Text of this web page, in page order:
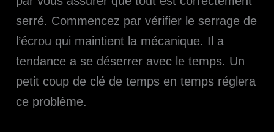
serré. Commencez par vérifier le serrage de
l’écrou qui maintient la mécanique. Il a
tendance a se déserrer avec le temps. Un
petit coup de clé de temps en temps réglera
ce problème.